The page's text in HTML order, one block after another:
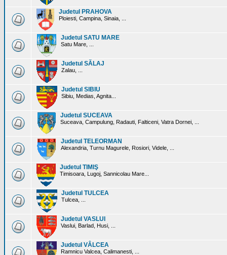
Judetul PRAHOVA
Ploiesti, Campina, Sinaia, ...
Judetul SATU MARE
Satu Mare, ...
Judetul SĂLAJ
Zalau, ...
Judetul SIBIU
Sibiu, Medias, Agnita...
Judetul SUCEAVA
Suceava, Campulung, Radauti, Falticeni, Vatra Dornei, ...
Judetul TELEORMAN
Alexandria, Turnu Magurele, Rosiori, Videle, ...
Judetul TIMIŞ
Timisoara, Lugoj, Sannicolau Mare...
Judetul TULCEA
Tulcea, ...
Judetul VASLUI
Vaslui, Barlad, Husi, ...
Judetul VÂLCEA
Ramnicu Valcea, Calimanesti, ...